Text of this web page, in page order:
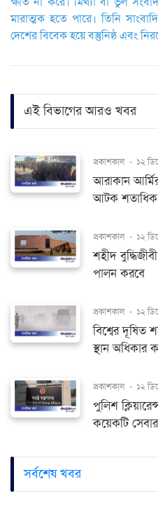
মারাত্মক হতে পারে। তিনি
দেশের বিবেক হয়ে বস্তুনিষ্ঠ এবং
এই বিভাগের আরও খবর
প্রকাশকাল - ১২
আরাকান
আটক শতাধিক
প্রকাশকাল - ১২
শহীদ
পালন করবে
প্রকাশকাল - ১২
বিশ্বের দূষিত
স্থান অধিকার
প্রকাশকাল - ১২
পুলিশ
কয়েকটি
সর্বশেষ খবর